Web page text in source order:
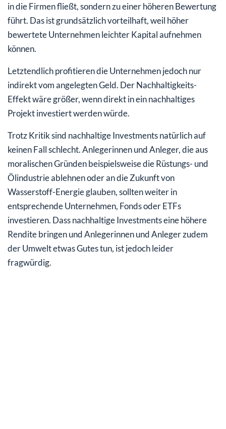
in die Firmen fließt, sondern zu einer höheren Bewertung
führt. Das ist grundsätzlich vorteilhaft, weil höher
bewertete Unternehmen leichter Kapital aufnehmen
können.
Letztendlich profitieren die Unternehmen jedoch nur
indirekt vom angelegten Geld. Der Nachhaltigkeits-
Effekt wäre größer, wenn direkt in ein nachhaltiges
Projekt investiert werden würde.
Trotz Kritik sind nachhaltige Investments natürlich auf
keinen Fall schlecht. Anlegerinnen und Anleger, die aus
moralischen Gründen beispielsweise die Rüstungs- und
Ölindustrie ablehnen oder an die Zukunft von
Wasserstoff-Energie glauben, sollten weiter in
entsprechende Unternehmen, Fonds oder ETFs
investieren. Dass nachhaltige Investments eine höhere
Rendite bringen und Anlegerinnen und Anleger zudem
der Umwelt etwas Gutes tun, ist jedoch leider
fragwürdig.